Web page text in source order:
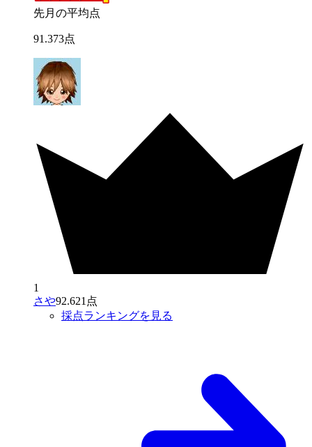
先月の平均点
91 .373点
1
さや92.621点
採点ランキングを見る